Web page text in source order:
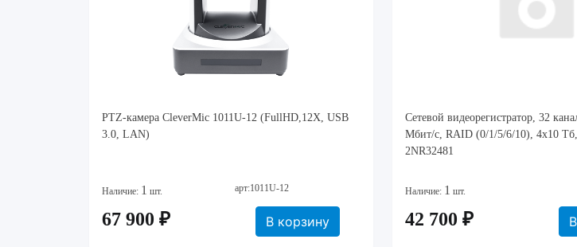
PTZ-камера CleverMic 1011U-12 (FullHD,12Х, USB
3.0, LAN)
Наличие: 1 шт. арт:1011U-12
67 900 ₽ В корзину
Cетевой видеорегистратор, 32
Мбит/с, RAID (0/1/5/6/10), 4x10
2NR32481
Наличие: 1 шт.
42 700 ₽